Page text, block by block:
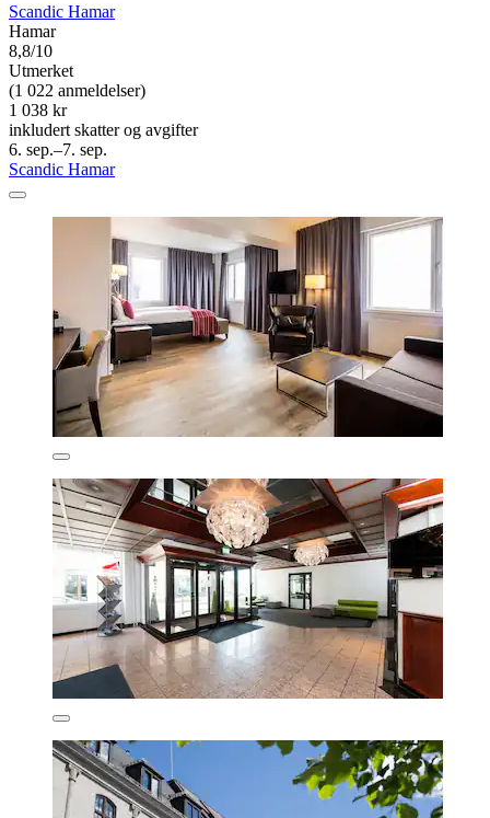
Scandic Hamar
Hamar
8,8/10
Utmerket
(1 022 anmeldelser)
1 038 kr
inkludert skatter og avgifter
6. sep.–7. sep.
Scandic Hamar